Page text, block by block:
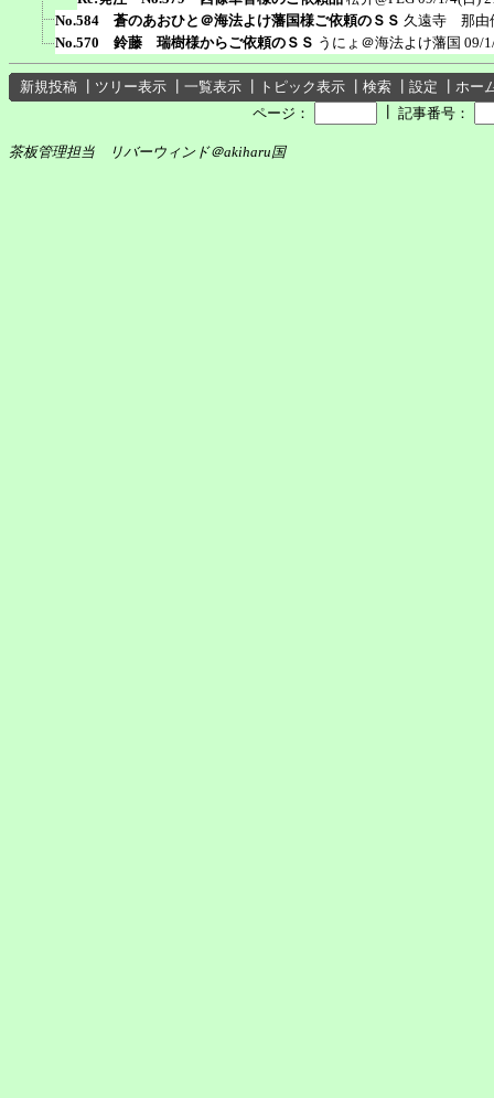
No.584 蒼のあおひと＠海法よけ藩国様ご依頼のＳＳ 久遠寺 那由
No.570 鈴藤 瑞樹様からご依頼のＳＳ うにょ＠海法よけ藩国 09/
新規投稿 ツリー表示 一覧表示 トピック表示 検索 設定
ホー
ページ：
記事番号：
茶板管理担当 リバーウィンド＠akiharu国